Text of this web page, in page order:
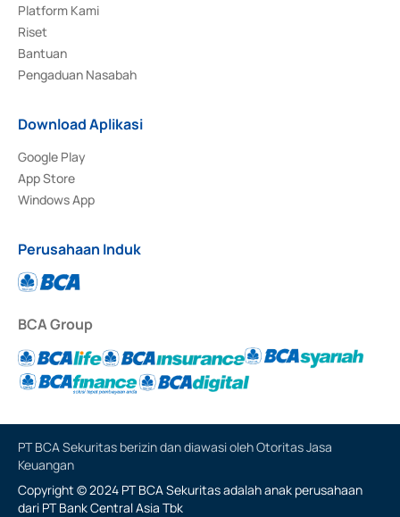
Platform Kami
Riset
Bantuan
Pengaduan Nasabah
Download Aplikasi
Google Play
App Store
Windows App
Perusahaan Induk
BCA Group
PT BCA Sekuritas berizin dan diawasi oleh Otoritas Jasa
Keuangan
Copyright © 2024 PT BCA Sekuritas adalah anak perusahaan
dari PT Bank Central Asia Tbk